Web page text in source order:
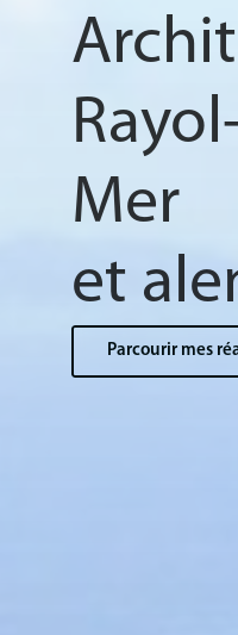
Mer
et
Parcourir mes